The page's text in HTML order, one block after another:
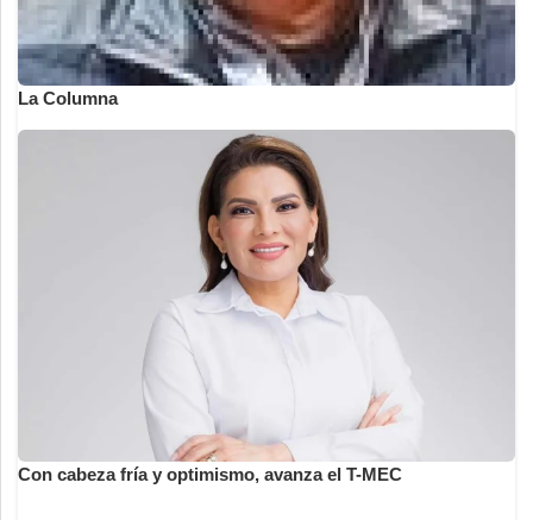
La Columna
Con cabeza fría y optimismo, avanza el T-MEC